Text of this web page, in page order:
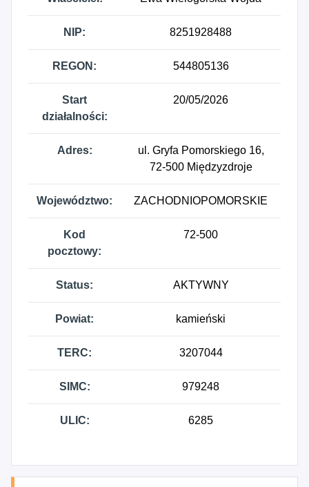
NIP: 8251928488
REGON: 544805136
Start
działalności:
20/05/2026
Adres:
ul. Gryfa Pomorskiego 16,
72-500 Międzyzdroje
Województwo: ZACHODNIOPOMORSKIE
Kod
pocztowy:
72-500
Status: AKTYWNY
Powiat: kamieński
TERC: 3207044
SIMC: 979248
ULIC: 6285